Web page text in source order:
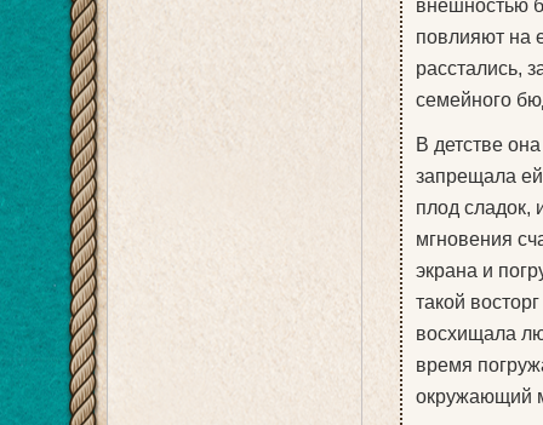
внешностью
повлияют на
расстались,
семейного
В детстве
запрещала ей
плод сладок,
мгновения
экрана и
такой
восхищала
время
окружающий